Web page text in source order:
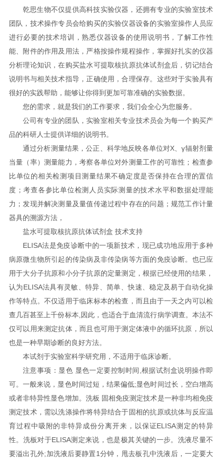
乾思生物不仅提供高科技实验仪器，还拥有专业的实验室技术
团队，技术操作专员会给购买的实验仪器设备的实验室操作人员应
进行必要的技术培训，熟悉仪器设备的使用说明书，了解工作性
能、附件的作用及用法，严格按操作规程操作，掌握好扎实的仪器
分析理论知识，在购买盐水可提取核抗原抗体试剂盒后，切记结合
说明书与相关技术指导，正确使用，合理保存。这些对于实验具有
很好的实践帮助，能够让你得到更加可靠准确的实验数据。
您的需求，就是我们的工作要求，我们会全心为您服务。
公司有专业的团队，实验室相关专业技术员会为每一个购买产
品的科研人士提供详细的说明书。
通过分析测量结果，公正、科学地反映各单位对X、γ辐射剂量
当量（率）测量能力，考察各单位对外测量工作的可靠性；检查参
比单位的相关检测项目测量结果不确定度是否保持在合理的置信
度；考查各参比单位检测人员实际测量的技术水平和数据处理能
力；发现并解决测量及量值传递过程中存在的问题；规范工作计量
器具的溯源方法，
盐水可提取核抗原抗体试剂盒 技术支持
ELISA法是免疫诊断中的一项新技术，现已成功地应用于多种
病原微生物所引起的传染病及非传染病等方面的免疫诊断。也已应
用于大分子抗原和小分子抗原的定量测定，根据已经使用的结果，
认为ELISA法具有灵敏、特异、简单、快速、稳定及易于自动化操
作等特点。不仅适用于临床标本的检查，而且由于一天之内可以检
查几百甚至上千份标本,因此，也适合于血清流行病学调查。本法不
仅可以用来测定抗体，而且也可用于测定体液中的循环抗原，所以
也是一种早期诊断的良好方法。
本试剂于实验室科学研究用，不适用于临床诊断。
注意事项：显色 显色一定要控制时间,根据试剂盒说明操作即
可。一般来说，显色时间过短，结果偏低;显色时间过长，空白增高
或者非特异性显色增加。洗板 固相免疫测定技术是一种非均相免疫
测定技术，需以洗涤操作将特异结合于固相的抗原或抗体与反应温
育过程中吸附的非特异成份分离开来，以保证ELISA测定的特异
性。洗板对于ELISA测定来说，也是极其关键的一步。洗液尽量不
要溢出孔外;加洗液后要静置1分钟，甩去板孔中洗液后，一定要大